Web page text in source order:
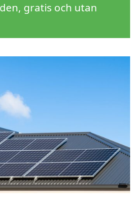
gratis och utan